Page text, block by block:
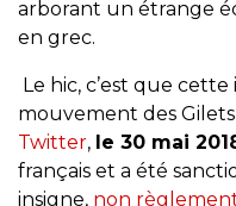
arborant un étrange
en grec.
Le hic, c’est que
mouvement des
Twitter, le 30 mai
français et a été
insigne, non